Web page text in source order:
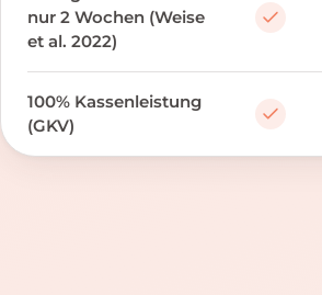
nur 2 Wochen (Weise
et al. 2022)
100% Kassenleistung
(GKV)